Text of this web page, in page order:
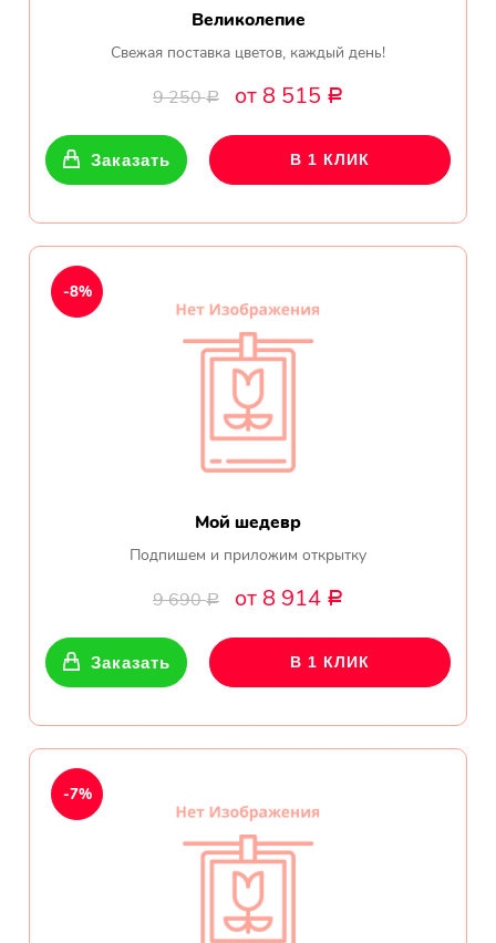
Великолепие
Свежая поставка цветов, каждый день!
9 250Р от 8 515 Р
Заказать В 1 КЛИК
Мой шедевр
Подпишем и приложим открытку
9 690Р от 8 914 Р
-8%
Заказать В 1 КЛИК
-7%